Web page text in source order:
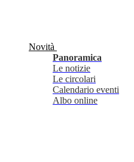
Novità
Panoramica
Le notizie
Le circolari
Calendario eventi
Albo online